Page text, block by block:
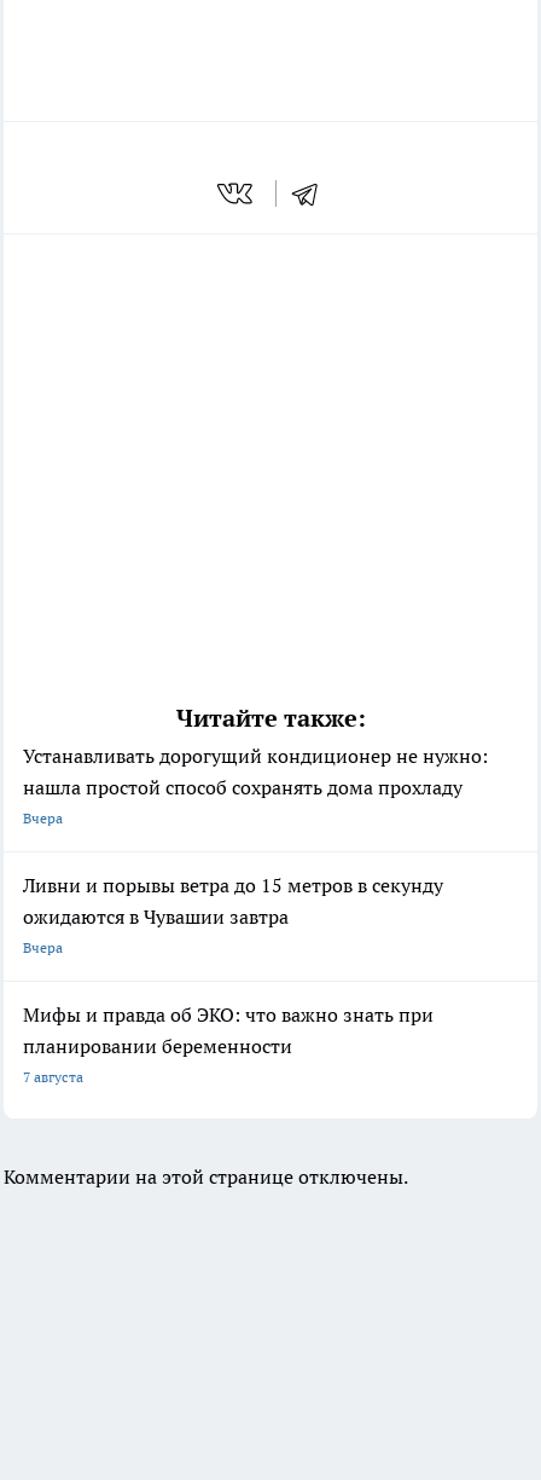
Читайте также:
Устанавливать дорогущий кондиционер не нужно:
нашла простой способ сохранять дома прохладу
Вчера
Ливни и порывы ветра до 15 метров в секунду
ожидаются в Чувашии завтра
Вчера
Мифы и правда об ЭКО: что важно знать при
планировании беременности
7 августа
Комментарии на этой странице отключены.